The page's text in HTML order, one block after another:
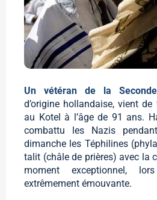
Un vétéran de la
d’origine hollandaise, vient
au Kotel à l’âge de 91 ans.
combattu les Nazis
dimanche les Téphilines
talit (châle de prières) avec la
moment exceptionnel,
extrêmement émouvante.